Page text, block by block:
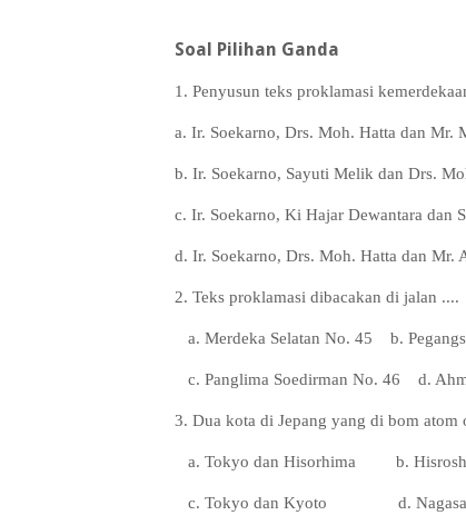
Soal Pilihan Ganda
1 . Penyusun teks proklamasi
a. Ir. Soekarno, Drs. Moh. Hatta dan Mr.
b. Ir. Soekarno, Sayuti Melik dan Drs.
c. Ir. Soekarno, Ki Hajar Dewantara dan
d. Ir. Soekarno, Drs. Moh. Hatta dan Mr.
2. Teks proklamasi dibacakan di jalan ....
a. Merdeka Selatan No. 45 b.
c. Panglima Soedirman No. 46 d.
3. Dua kota di Jepang yang di bom atom
a. Tokyo dan Hisorhima b.
c. Tokyo dan Kyoto d.